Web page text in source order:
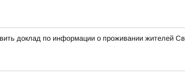
доклад по информации о проживании жителей